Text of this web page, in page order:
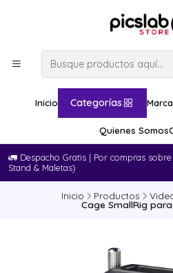
Inicio Categorías
Quienes Somos
🚛​ Despacho Gratis | Por compras
Stand & Maletas)
Inicio Productos
Cage SmallRig